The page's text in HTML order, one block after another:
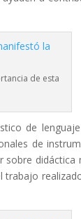
de esta
de
de
sobre didáctica
trabajo